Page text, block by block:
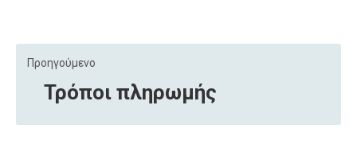
Προηγούμενο
Τρόποι πληρωμής